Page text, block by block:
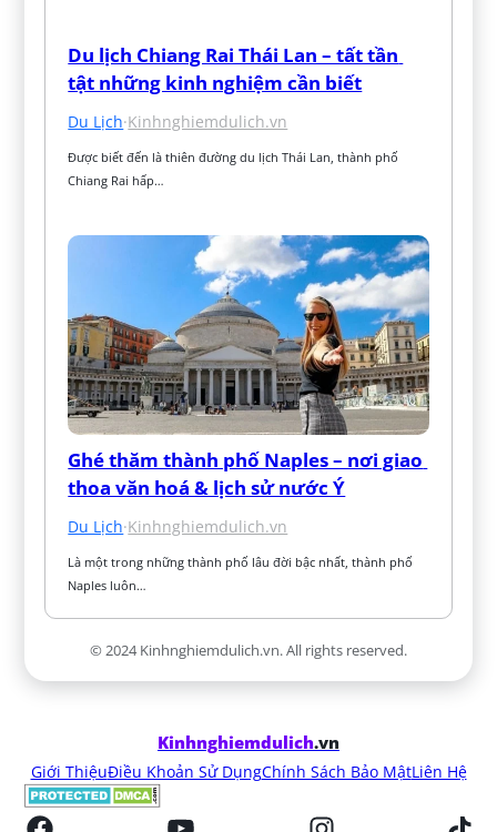
Du lịch Chiang Rai Thái Lan – tất tần
tật những kinh nghiệm cần biết
Du Lịch·Kinhnghiemdulich.vn
Được biết đến là thiên đường du lịch Thái Lan, thành phố
Chiang Rai hấp…
Ghé thăm thành phố Naples – nơi giao
thoa văn hoá & lịch sử nước Ý
Du Lịch·Kinhnghiemdulich.vn
Là một trong những thành phố lâu đời bậc nhất, thành phố
Naples luôn…
© 2024 Kinhnghiemdulich.vn. All rights reserved.
Kinhnghiemdulich.vn
Giới ThiệuĐiều Khoản Sử DụngChính Sách Bảo MậtLiên Hệ